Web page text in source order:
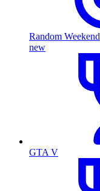
Random Weekend
new
GTA V